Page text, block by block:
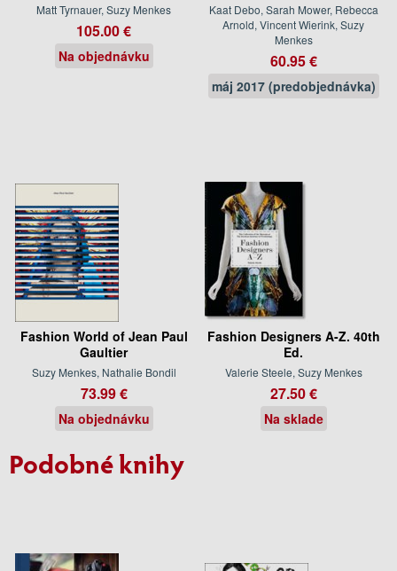
Matt Tyrnauer, Suzy Menkes
105.00 €
Na objednávku
Kaat Debo, Sarah Mower, Rebecca
Arnold, Vincent Wierink, Suzy
Menkes
60.95 €
máj 2017 (predobjednávka)
Fashion World of Jean Paul
Gaultier
Suzy Menkes, Nathalie Bondil
73.99 €
Na objednávku
Fashion Designers A-Z. 40th
Ed.
Valerie Steele, Suzy Menkes
27.50 €
Na sklade
Podobné knihy